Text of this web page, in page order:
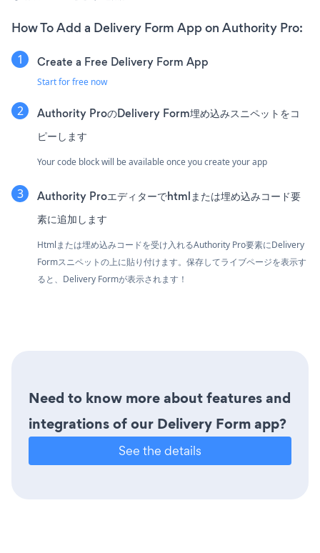
How To Add a Delivery Form App on Authority Pro:
Create a Free Delivery Form App
Start for free now
Authority ProのDelivery Form埋め込みスニペットをコ
ピーします
Your code block will be available once you create your app
Authority Proエディターでhtmlまたは埋め込みコード要
素に追加します
Htmlまたは埋め込みコードを受け入れるAuthority Pro要素にDelivery
Formスニペットの上に貼り付けます。保存してライブページを表示す
ると、Delivery Formが表示されます！
Need to know more about features and
integrations of our Delivery Form app?
See the details